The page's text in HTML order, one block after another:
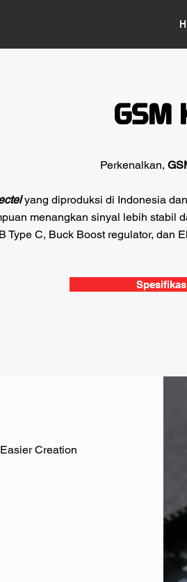
GSM
Perkenalkan,
yang diproduksi di Indonesia
menangkan sinyal lebih stabil
Type C, Buck Boost regulator, dan
Creation